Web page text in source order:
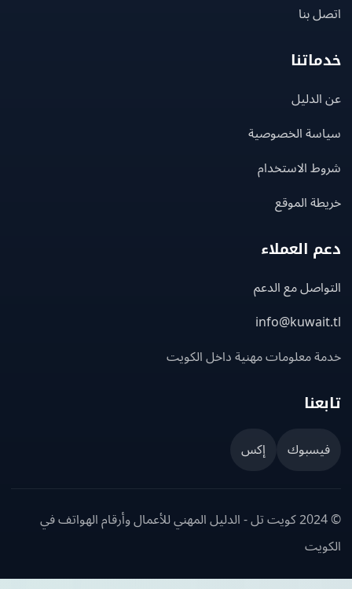
بنا
الخصوصية
الاستخدام
الموقع
العملاء
مع الدعم
معلومات مهنية داخل الكويت
إكس
© 2024 كويت تل - الدليل المهني للأعمال وأرقام الهواتف في